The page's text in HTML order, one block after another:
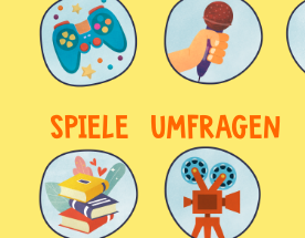
SPIELE UMFRAGEN